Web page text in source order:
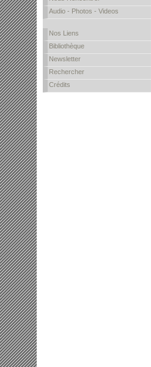
Audio - Photos - Videos
Nos Liens
Bibliothèque
Newsletter
Rechercher
Crédits